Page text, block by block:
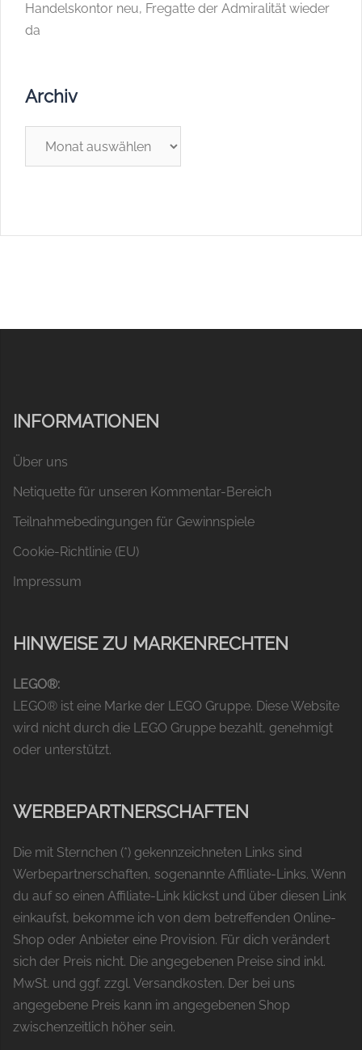
Handelskontor neu, Fregatte der Admiralität wieder
da
Archiv
INFORMATIONEN
Über uns
Netiquette für unseren Kommentar-Bereich
Teilnahmebedingungen für Gewinnspiele
Cookie-Richtlinie (EU)
Impressum
HINWEISE ZU MARKENRECHTEN
LEGO®:
LEGO® ist eine Marke der LEGO Gruppe. Diese Website
wird nicht durch die LEGO Gruppe bezahlt, genehmigt
oder unterstützt.
WERBEPARTNERSCHAFTEN
Die mit Sternchen (*) gekennzeichneten Links sind
Werbepartnerschaften, sogenannte Affiliate-Links. Wenn
du auf so einen Affiliate-Link klickst und über diesen Link
einkaufst, bekomme ich von dem betreffenden Online-
Shop oder Anbieter eine Provision. Für dich verändert
sich der Preis nicht. Die angegebenen Preise sind inkl.
MwSt. und ggf. zzgl. Versandkosten. Der bei uns
angegebene Preis kann im angegebenen Shop
zwischenzeitlich höher sein.